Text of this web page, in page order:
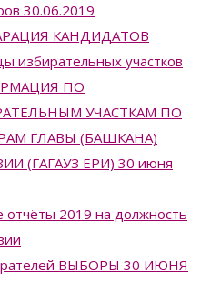
30.06.2019
КАНДИДАТОВ
избирательных участков
ПО
УЧАСТКАМ ПО
ГЛАВЫ (БАШКАНА)
(ГАГАУЗ ЕРИ) 30 июня
2019 на должность
ВЫБОРЫ 30 ИЮНЯ